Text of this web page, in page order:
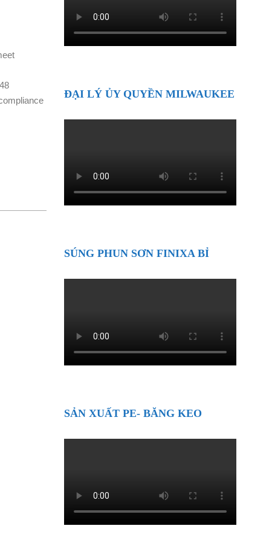
ĐẠI LÝ ỦY QUYỀN MILWAUKEE
SÚNG PHUN SƠN FINIXA BỈ
SẢN XUẤT PE- BĂNG KEO